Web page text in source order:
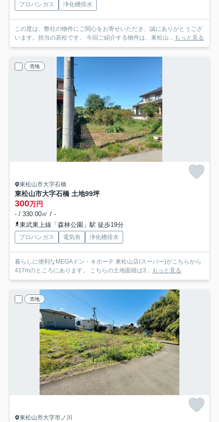
プロパンガス 浄化槽排水
この度は、弊社の物件にご関心をお寄せいただき、誠にありがとうござ
います。担当の若松です。 今回ご紹介する物件は、東松山... もっと見る
売地
東松山市大字石橋
東松山市大字石橋 土地99坪
300万円
- / 330.00㎡ / -
東武東上線「森林公園」駅 徒歩19分
プロパンガス 電気有 浄化槽排水
暮らしに便利なMEGAドン・キホーテ 東松山店(スーパー)がこちらから
417mのところにあります。 こちらの土地面積は3... もっと見る
売地
東松山市大字市ノ川